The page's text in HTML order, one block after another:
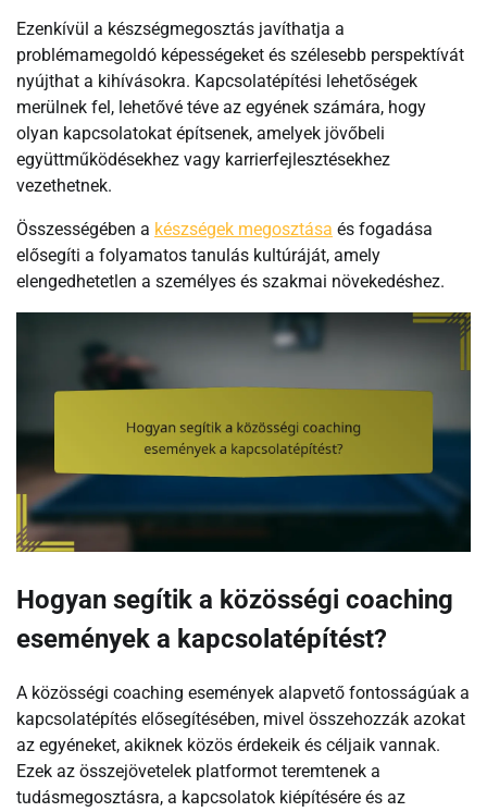
Ezenkívül a készségmegosztás javíthatja a
problémamegoldó képességeket és szélesebb perspektívát
nyújthat a kihívásokra. Kapcsolatépítési lehetőségek
merülnek fel, lehetővé téve az egyének számára, hogy
olyan kapcsolatokat építsenek, amelyek jövőbeli
együttműködésekhez vagy karrierfejlesztésekhez
vezethetnek.
Összességében a készségek megosztása és fogadása
elősegíti a folyamatos tanulás kultúráját, amely
elengedhetetlen a személyes és szakmai növekedéshez.
Hogyan segítik a közösségi coaching
események a kapcsolatépítést?
A közösségi coaching események alapvető fontosságúak a
kapcsolatépítés elősegítésében, mivel összehozzák azokat
az egyéneket, akiknek közös érdekeik és céljaik vannak.
Ezek az összejövetelek platformot teremtenek a
tudásmegosztásra, a kapcsolatok kiépítésére és az